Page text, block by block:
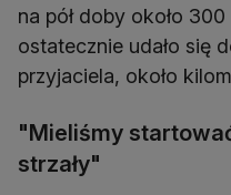
na pół doby około
ostatecznie udało się
przyjaciela, około
"Mieliśmy
strzały"